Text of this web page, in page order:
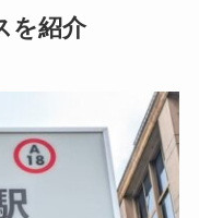
を紹介